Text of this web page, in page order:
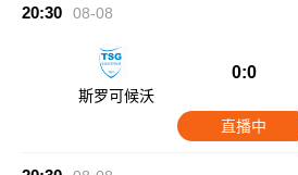
20:30 08-08
斯罗可候沃
0:0
直播中